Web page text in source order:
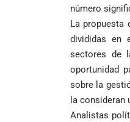
número
La propuesta
divididas en
sectores de
oportunidad
sobre la
la consideran
Analistas